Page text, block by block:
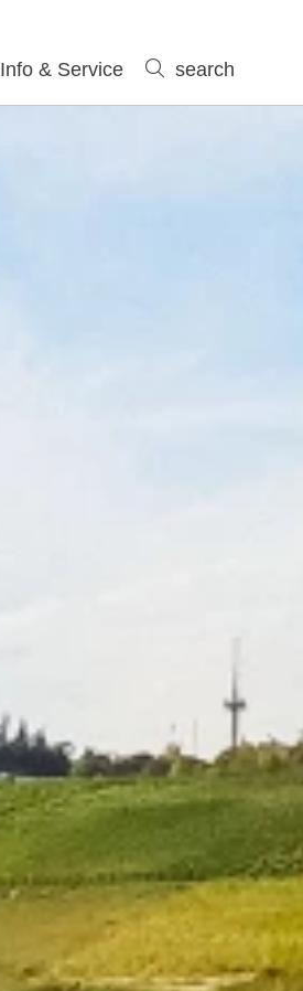
Info & Service search